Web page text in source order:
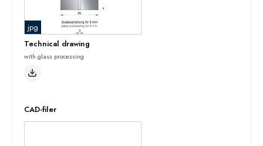
jpg
Technical drawing
with glass processing
CAD-filer